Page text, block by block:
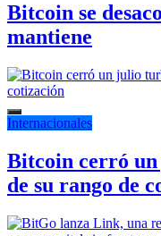
Bitcoin se
mantiene
Internacionales
Bitcoin cerró
de su rango de